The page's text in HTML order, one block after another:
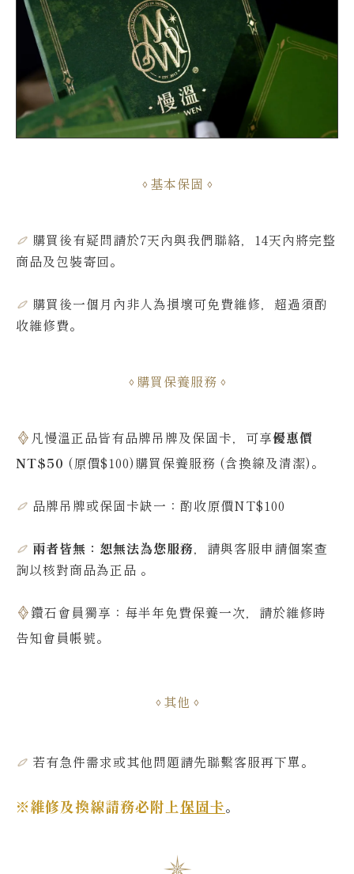
基本保固
購買後有疑問請於7天內與我們聯絡，14天內將完整
商品及包裝寄回。
購買後一個月內非人為損壞可免費維修，超過須酌
收維修費。
購買保養服務
凡慢溫正品皆有品牌吊牌及保固卡，可享優惠價
NT$50 (原價$100)購買保養服務 (含換線及清潔)。
品牌吊牌或保固卡缺一：酌收原價NT$100
兩者皆無：恕無法為您服務，請與客服申請個案查
詢以核對商品為正品 。
鑽石會員獨享：每半年免費保養一次，請於維修時
告知會員帳號。
其他
若有急件需求或其他問題請先聯繫客服再下單。
※維修及換線請務必附上保固卡。